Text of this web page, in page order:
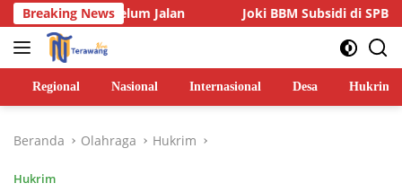
Langsung
ke
konten
Breaking News
Belum Jalan Joki BBM Subsidi di SPBU Pasarwajo
Regional Nasional Internasional Desa Hukrim
Beranda Olahraga Hukrim
Hukrim